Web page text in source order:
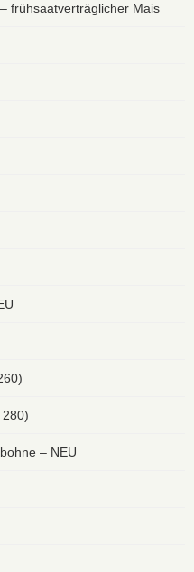
frühsaatverträglicher Mais
280)
– NEU